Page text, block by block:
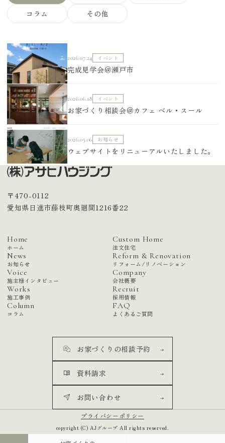
コラム
その他
2026.07.24 イベント
完成見学会＠瀬戸市
2026.06.18 イベント
お家づくり相談会＠カフェ ベル・スール
2026.05.06 お知らせ
ウェブサイトをリニューアルいたしました。
〒470-0112
愛知県日進市藤枝町奥廻間1216番22
Home
ホーム
News
お知らせ
Voice
施主様インタビュー
Works
施工事例
Column
コラム
Custom Home
注文住宅
Reform & Renovation
リフォーム/リノベーション
Company
会社概要
Recruit
採用情報
FAQ
よくあるご質問
お家づくりの相談予約
資料請求
お問い合わせ
プライバシーポリシー
copyright (C) AJグループ All rights reserved.